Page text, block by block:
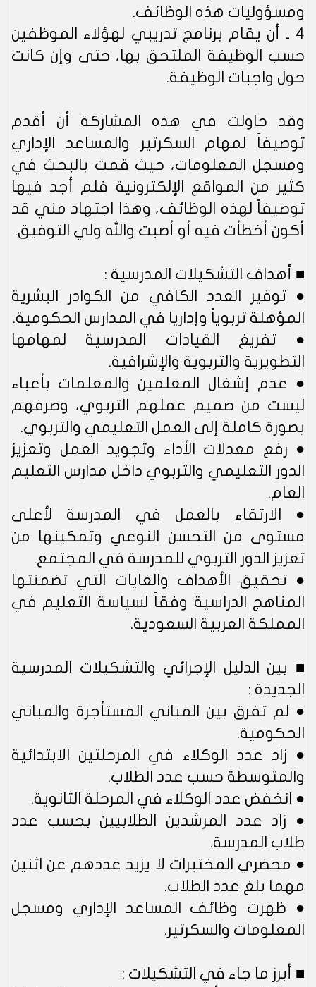
ومسؤوليات هذه الوظائف.
4 ـ أن يقام برنامج تدريبي لهؤلاء الموظفين
حسب الوظيفة الملتحق بها، حتى وإن كانت
حول واجبات الوظيفة.
وقد حاولت في هذه المشاركة أن أقدم
توصيفاً لمهام السكرتير والمساعد الإداري
ومسجل المعلومات، حيث قمت بالبحث في
كثير من المواقع الإلكترونية فلم أجد فيها
توصيفاً لهذه الوظائف، وهذا اجتهاد مني قد
أكون أخطأت فيه أو أصبت والله ولي التوفيق.
■ أهداف التشكيلات المدرسية :
● توفير العدد الكافي من الكوادر البشرية
المؤهلة تربوياً وإداريا في المدارس الحكومية.
● تفريغ القيادات المدرسية لمهامها
التطويرية والتربوية والإشرافية.
● عدم إشغال المعلمين والمعلمات بأعباء
ليست من صميم عملهم التربوي، وصرفهم
بصورة كاملة إلى العمل التعليمي والتربوي.
● رفع معدلات الأداء وتجويد العمل وتعزيز
الدور التعليمي والتربوي داخل مدارس التعليم
العام.
● الارتقاء بالعمل في المدرسة لأعلى
مستوى من التحسن النوعي وتمكينها من
تعزيز الدور التربوي للمدرسة في المجتمع.
● تحقيق الأهداف والغايات التي تضمنتها
المناهج الدراسية وفقاً لسياسة التعليم في
المملكة العربية السعودية.
■ بين الدليل الإجرائي والتشكيلات المدرسية
الجديدة :
● لم تفرق بين المباني المستأجرة والمباني
الحكومية.
● زاد عدد الوكلاء في المرحلتين الابتدائية
والمتوسطة حسب عدد الطلاب.
● انخفض عدد الوكلاء في المرحلة الثانوية.
● زاد عدد المرشدين الطلابيين بحسب عدد
طلاب المدرسة.
● محضري المختبرات لا يزيد عددهم عن اثنين
مهما بلغ عدد الطلاب.
● ظهرت وظائف المساعد الإداري ومسجل
المعلومات والسكرتير.
■ أبرز ما جاء في التشكيلات :